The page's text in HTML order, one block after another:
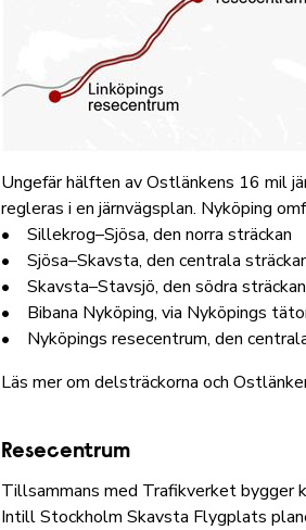
Ungefär hälften av Ostlänkens 16 mil
regleras i en järnvägsplan. Nyköping
• Sillekrog–Sjösa, den norra sträckan
• Sjösa–Skavsta, den centrala
• Skavsta–Stavsjö, den södra sträckan
• Bibana Nyköping, via Nyköpings
• Nyköpings resecentrum, den
Läs mer om delsträckorna och
Resecentrum
Tillsammans med Trafikverket bygger
Intill Stockholm Skavsta Flygplats